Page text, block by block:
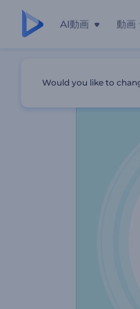
AI動画 動画
Would you like to